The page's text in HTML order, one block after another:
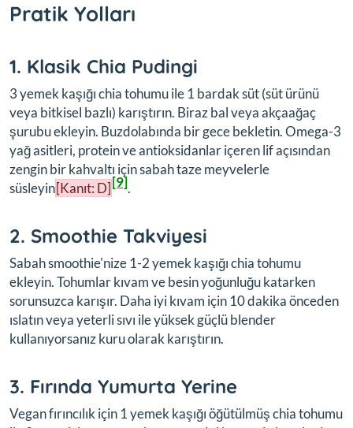
Pratik Yolları
1. Klasik Chia Pudingi
3 yemek kaşığı chia tohumu ile 1 bardak süt (süt ürünü
veya bitkisel bazlı) karıştırın. Biraz bal veya akçaağaç
şurubu ekleyin. Buzdolabında bir gece bekletin. Omega-3
yağ asitleri, protein ve antioksidanlar içeren lif açısından
zengin bir kahvaltı için sabah taze meyvelerle
süsleyin[Kanıt: D][9].
2. Smoothie Takviyesi
Sabah smoothie'nize 1-2 yemek kaşığı chia tohumu
ekleyin. Tohumlar kıvam ve besin yoğunluğu katarken
sorunsuzca karışır. Daha iyi kıvam için 10 dakika önceden
ıslatın veya yeterli sıvı ile yüksek güçlü blender
kullanıyorsanız kuru olarak karıştırın.
3. Fırında Yumurta Yerine
Vegan fırıncılık için 1 yemek kaşığı öğütülmüş chia tohumu